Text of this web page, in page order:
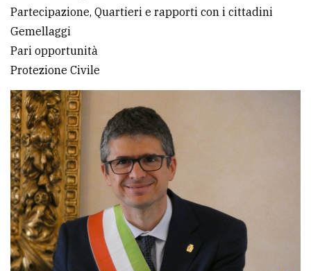
Partecipazione, Quartieri e rapporti con i cittadini
Gemellaggi
Pari opportunità
Protezione Civile